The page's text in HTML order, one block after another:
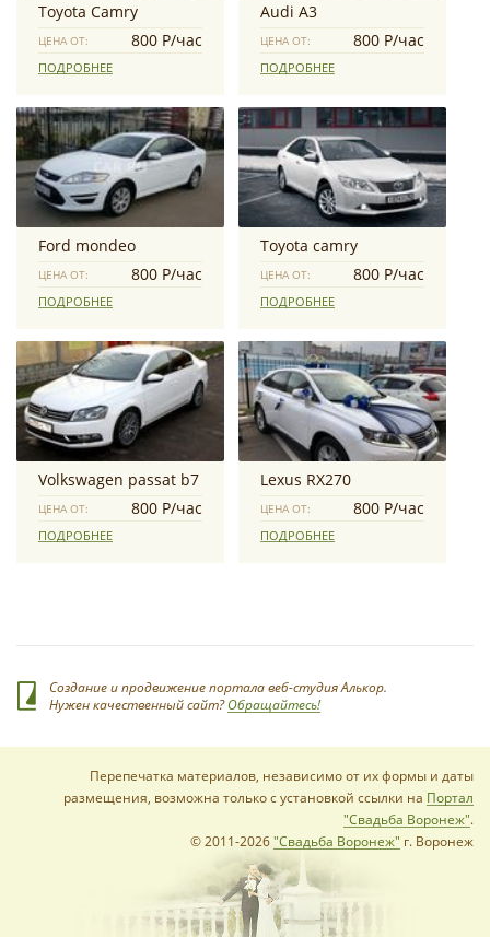
Toyota Camry
ЦЕНА ОТ: 800 Р/час
ПОДРОБНЕЕ
Audi A3
ЦЕНА ОТ: 800 Р/час
ПОДРОБНЕЕ
Ford mondeo
ЦЕНА ОТ: 800 Р/час
ПОДРОБНЕЕ
Toyota camry
ЦЕНА ОТ: 800 Р/час
ПОДРОБНЕЕ
Volkswagen passat b7
ЦЕНА ОТ: 800 Р/час
ПОДРОБНЕЕ
Lexus RX270
ЦЕНА ОТ: 800 Р/час
ПОДРОБНЕЕ
Создание и продвижение портала веб-студия Алькор.
Нужен качественный сайт?Обращайтесь!
Перепечатка материалов, независимо от их формы и даты
размещения, возможна только с установкой ссылки на Портал
"Свадьба Воронеж".
© 2011-2026"Свадьба Воронеж" г. Воронеж